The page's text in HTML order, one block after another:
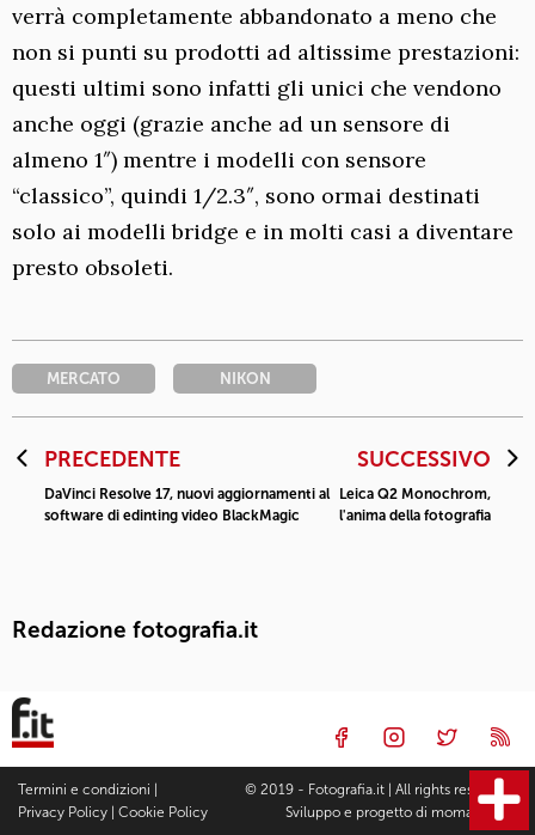
verrà completamente abbandonato a meno che
non si punti su prodotti ad altissime prestazioni:
questi ultimi sono infatti gli unici che vendono
anche oggi (grazie anche ad un sensore di
almeno 1″) mentre i modelli con sensore
“classico”, quindi 1/2.3″, sono ormai destinati
solo ai modelli bridge e in molti casi a diventare
presto obsoleti.
MERCATO NIKON
PRECEDENTE
DaVinci Resolve 17, nuovi aggiornamenti al
software di edinting video BlackMagic
SUCCESSIVO
Leica Q2 Monochrom,
l'anima della fotografia
Redazione fotografia.it
Termini e condizioni
Privacy Policy
Cookie Policy
© 2019 - Fotografia.it | All rights reserved |
Sviluppo e progetto di moma Studio